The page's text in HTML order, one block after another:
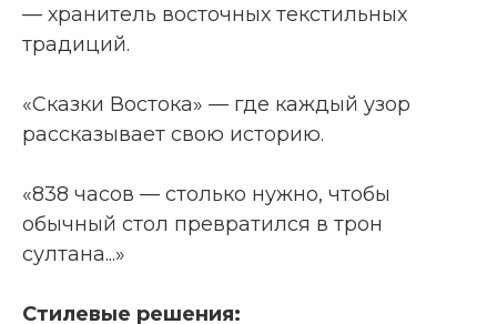
— хранитель восточных текстильных
традиций.
«Сказки Востока» — где каждый узор
рассказывает свою историю.
«838 часов — столько нужно, чтобы
обычный стол превратился в трон
султана...»
Стилевые решения: